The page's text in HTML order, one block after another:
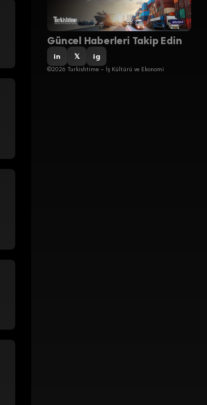
Güncel Haberleri Takip Edin
in 𝕏 ig
©2026 Turkishtime – İş Kültürü ve Ekonomi